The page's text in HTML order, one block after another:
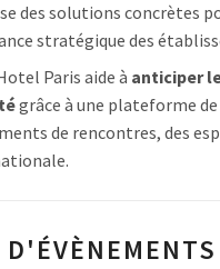
des solutions concrètes
stratégique des
Paris aide à anticiper
grâce à une plateforme
de rencontres, des
D'ÉVÈNEMENTS